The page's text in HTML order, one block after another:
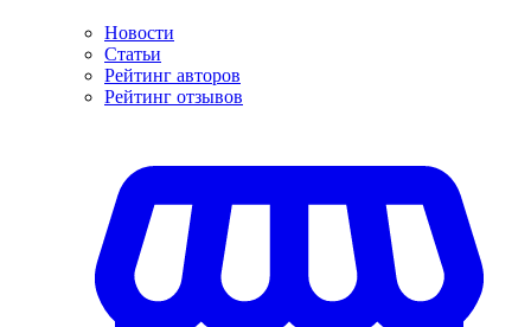
Новости
Статьи
Рейтинг авторов
Рейтинг отзывов